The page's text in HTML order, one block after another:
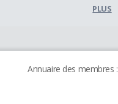
PLUS
Annuaire des membres :